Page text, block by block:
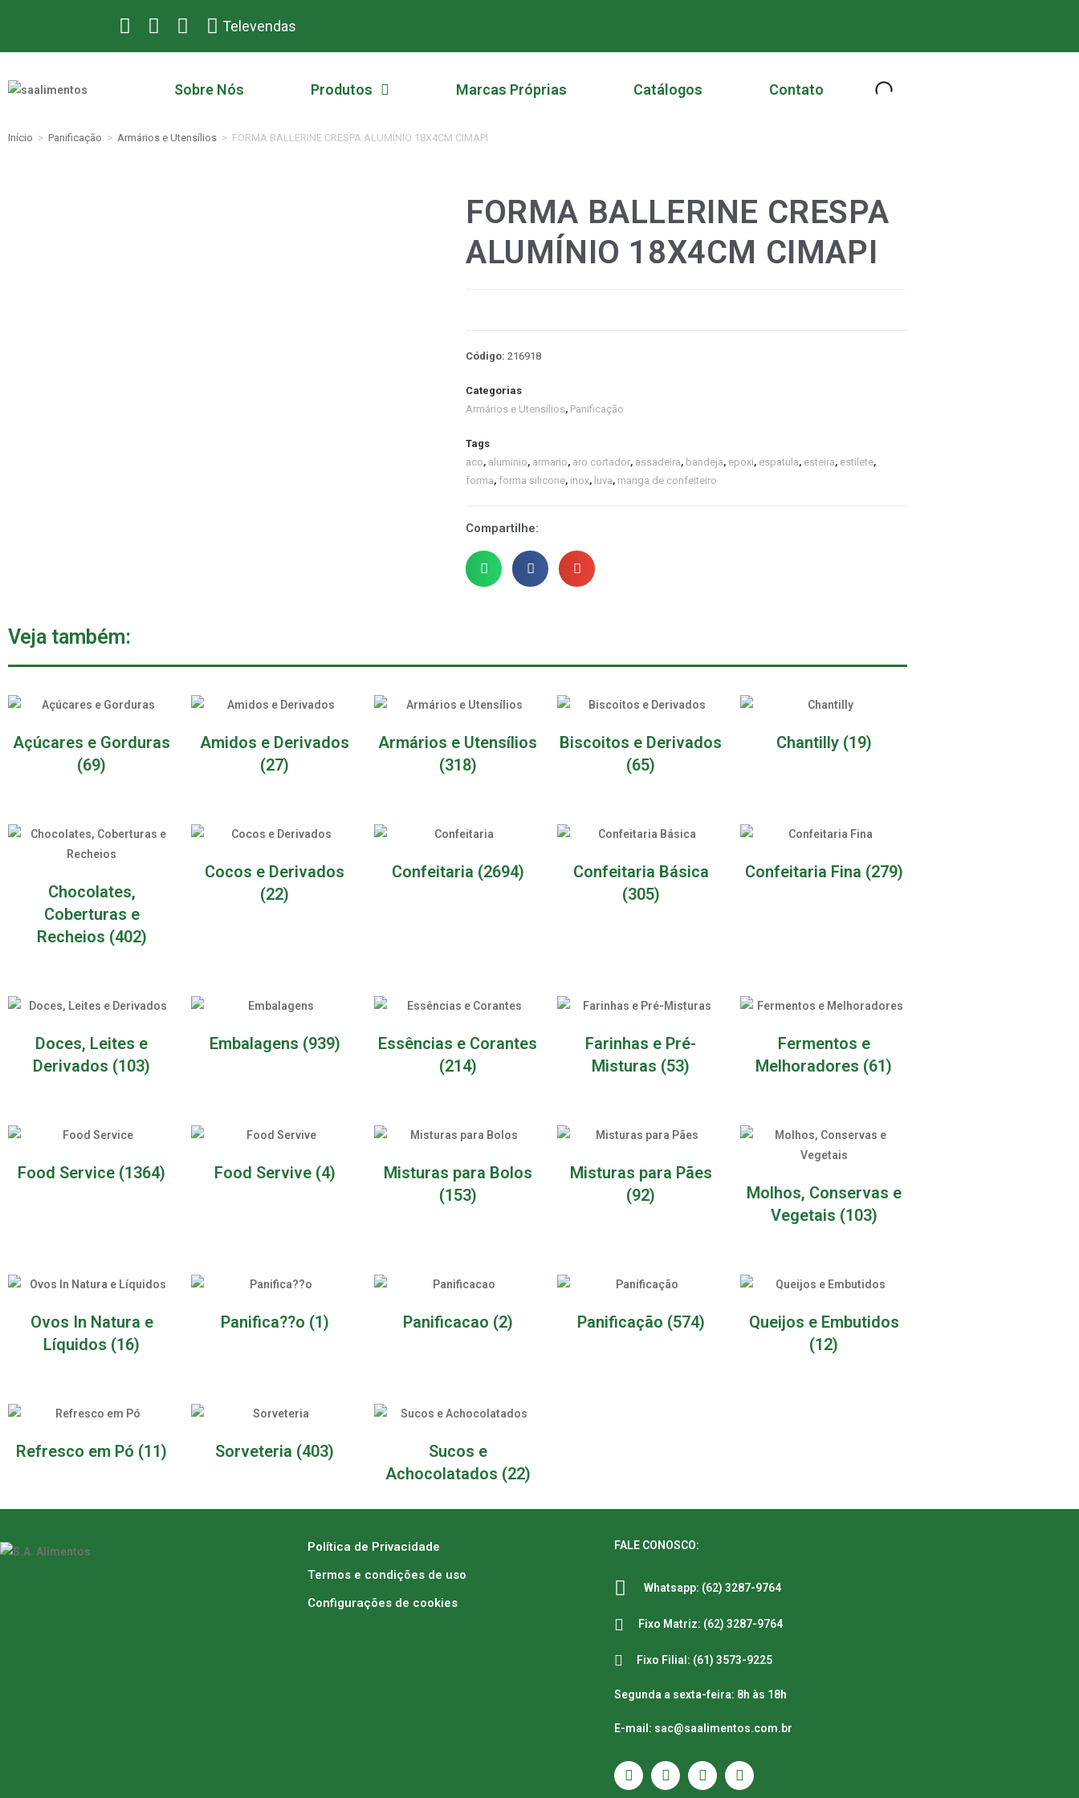
Televendas
Sobre Nós Produtos Marcas Próprias Catálogos Contato
Início > Panificação > Armários e Utensílios > FORMA BALLERINE CRESPA ALUMÍNIO 18X4CM CIMAPI
FORMA BALLERINE CRESPA
ALUMÍNIO 18X4CM CIMAPI
Código: 216918
Categorias
Armários e Utensílios, Panificação
Tags
aco, aluminio, armario, aro cortador, assadeira, bandeja, epoxi, espatula, esteira, estilete,
forma, forma silicone, inox, luva, manga de confeiteiro
Compartilhe:
Veja também:
Açúcares e Gorduras
(69)
Amidos e Derivados
(27)
Armários e Utensílios
(318)
Biscoitos e Derivados
(65)
Chantilly (19)
Chocolates,
Coberturas e
Recheios (402)
Cocos e Derivados
(22)
Confeitaria (2694)
Confeitaria Básica
(305)
Confeitaria Fina (279)
Doces, Leites e
Derivados (103)
Embalagens (939)
Essências e Corantes
(214)
Farinhas e Pré-
Misturas (53)
Fermentos e
Melhoradores (61)
Food Service (1364) Food Servive (4)
Misturas para Bolos
(153)
Misturas para Pães
(92)
Molhos, Conservas e
Vegetais (103)
Ovos In Natura e
Líquidos (16)
Panifica??o (1) Panificacao (2) Panificação (574)
Queijos e Embutidos
(12)
Refresco em Pó (11) Sorveteria (403)
Sucos e
Achocolatados (22)
Política de Privacidade
Termos e condições de uso
Configurações de cookies
FALE CONOSCO:
Whatsapp: (62) 3287-9764
Fixo Matriz: (62) 3287-9764
Fixo Filial: (61) 3573-9225
Segunda a sexta-feira: 8h às 18h
E-mail: sac@saalimentos.com.br